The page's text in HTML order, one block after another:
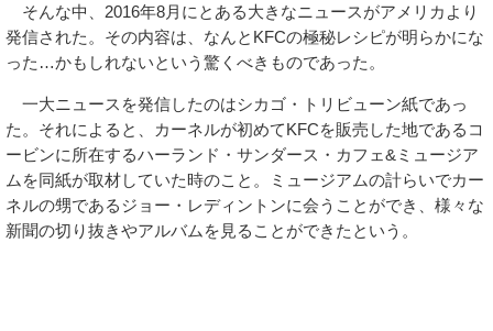
そんな中、2016年8月にとある大きなニュースがアメリカより
発信された。その内容は、なんとKFCの極秘レシピが明らかにな
った…かもしれないという驚くべきものであった。
一大ニュースを発信したのはシカゴ・トリビューン紙であっ
た。それによると、カーネルが初めてKFCを販売した地であるコ
ービンに所在するハーランド・サンダース・カフェ&ミュージア
ムを同紙が取材していた時のこと。ミュージアムの計らいでカー
ネルの甥であるジョー・レディントンに会うことができ、様々な
新聞の切り抜きやアルバムを見ることができたという。